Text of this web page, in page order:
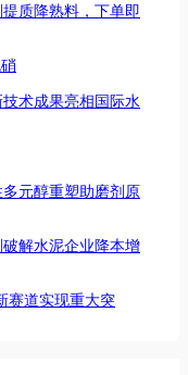
质降熟料，下单即
术成果亮相国际水
元醇重塑助磨剂原
解水泥企业降本增
赛道实现重大突